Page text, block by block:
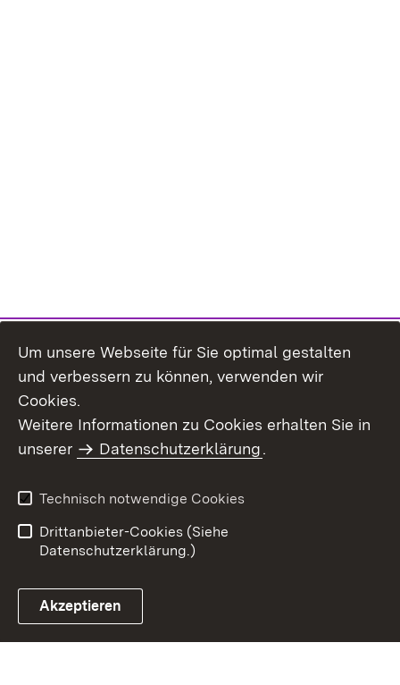
Benutzungshinweise
Erklärung zur
Um unsere Webseite für Sie optimal gestalten
und verbessern zu können, verwenden wir
Cookies.
Weitere Informationen zu Cookies erhalten Sie in
unserer
Datenschutzerklärung.
Technisch notwendige Cookies
Drittanbieter-Cookies (Siehe
Datenschutzerklärung.)
Akzeptieren